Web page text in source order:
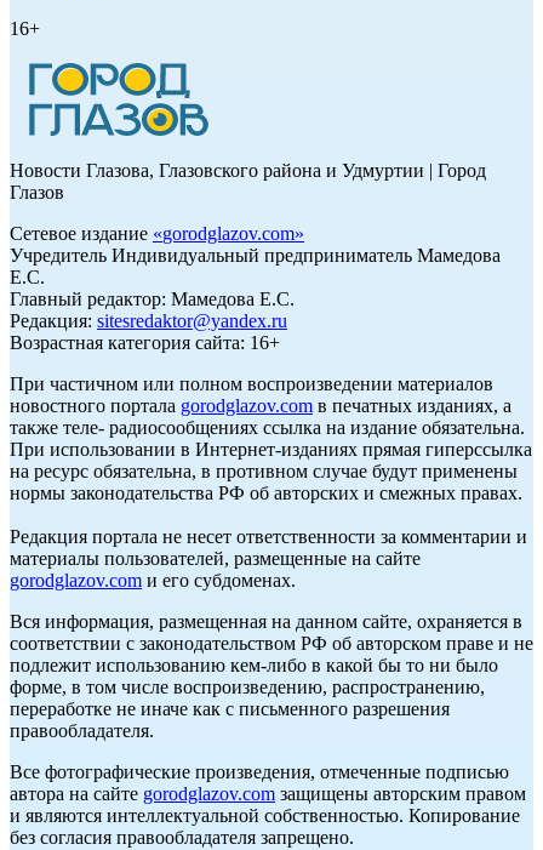
16+
Новости Глазова, Глазовского района и Удмуртии | Город
Глазов
Сетевое издание «gorodglazov.com»
Учредитель Индивидуальный предприниматель Мамедова
Е.С.
Главный редактор: Мамедова Е.С.
Редакция: sitesredaktor@yandex.ru
Возрастная категория сайта: 16+
При частичном или полном воспроизведении материалов
новостного портала gorodglazov.com в печатных изданиях, а
также теле- радиосообщениях ссылка на издание обязательна.
При использовании в Интернет-изданиях прямая гиперссылка
на ресурс обязательна, в противном случае будут применены
нормы законодательства РФ об авторских и смежных правах.
Редакция портала не несет ответственности за комментарии и
материалы пользователей, размещенные на сайте
gorodglazov.com и его субдоменах.
Вся информация, размещенная на данном сайте, охраняется в
соответствии с законодательством РФ об авторском праве и не
подлежит использованию кем-либо в какой бы то ни было
форме, в том числе воспроизведению, распространению,
переработке не иначе как с письменного разрешения
правообладателя.
Все фотографические произведения, отмеченные подписью
автора на сайте gorodglazov.com защищены авторским правом
и являются интеллектуальной собственностью. Копирование
без согласия правообладателя запрещено.